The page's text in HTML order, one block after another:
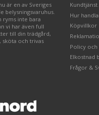
är en av Sveriges
belysningsvaruhus.
ryms inte bara
vi har även full
till din trädgård,
sköta och trivas
Hur
Köpvillkor
Policy
Elkostnad
Frågor &